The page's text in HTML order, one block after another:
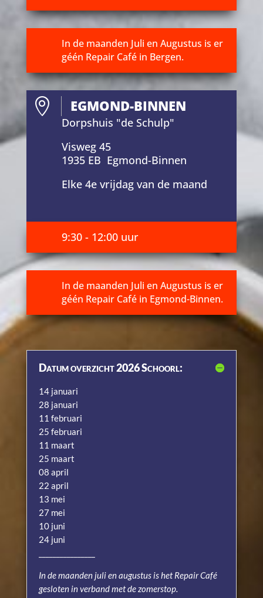
In de maanden Juli en Augustus is er
géén Repair Café in Bergen.
 EGMOND-BINNEN
Dorpshuis "de Schulp"
Visweg 45
1935 EB Egmond-Binnen
Elke 4e vrijdag van de maand
9:30 - 12:00 uur
In de maanden Juli en Augustus is er
géén Repair Café in Egmond-Binnen.
Datum overzicht 2026 Schoorl:
14 januari
28 januari
11 februari
25 februari
11 maart
25 maart
08 april
22 april
13 mei
27 mei
10 juni
24 juni
In de maanden juli en augustus is het Repair Café
gesloten in verband met de zomerstop.